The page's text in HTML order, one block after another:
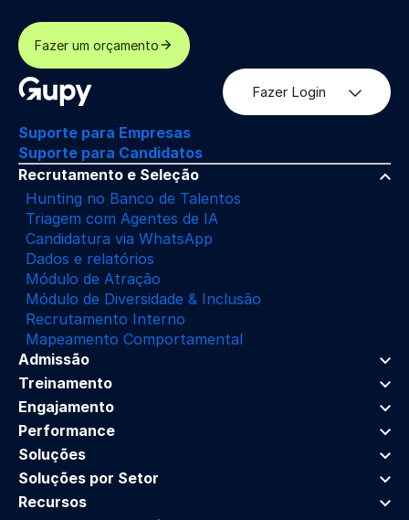
Fazer um orçamento
Fazer Login
Suporte para Empresas
Suporte para Candidatos
Recrutamento e Seleção
Hunting no Banco de Talentos
Triagem com Agentes de IA
Candidatura via WhatsApp
Dados e relatórios
Módulo de Atração
Módulo de Diversidade & Inclusão
Recrutamento Interno
Mapeamento Comportamental
Admissão
Treinamento
Engajamento
Performance
Soluções
Soluções por Setor
Recursos